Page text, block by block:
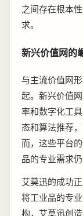
之间存在根本
求。
新兴价值网的
与主流价值网
起。新兴价值
率和数字化工
态和算法推荐
而，这些平台
品的专业需求
艾莫迅的成功
将工业品的专
构，艾莫迅创